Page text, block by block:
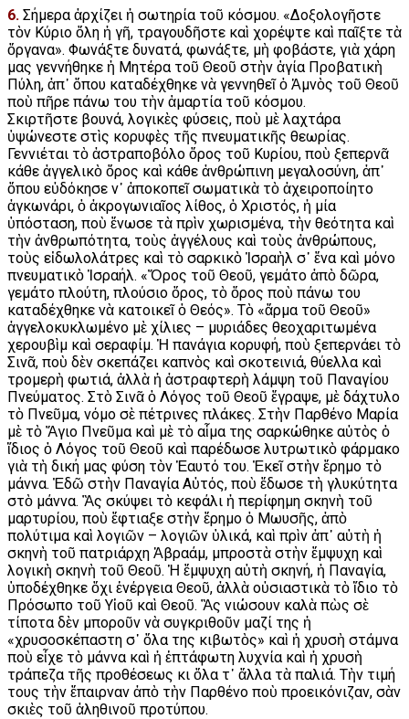
6. Σήμερα ἀρχίζει ἡ σωτηρία τοῦ κόσμου. «Δοξολογῆστε
τὸν Κύριο ὅλη ἡ γῆ, τραγουδῆστε καὶ χορέψτε καὶ παῖξτε τὰ
ὄργανα». Φωνάξτε δυνατά, φωνάξτε, μὴ φοβάστε, γιὰ χάρη
μας γεννήθηκε ἡ Μητέρα τοῦ Θεοῦ στὴν ἁγία Προβατικὴ
Πύλη, ἀπ᾿ ὅπου καταδέχθηκε νὰ γεννηθεῖ ὁ Ἀμνὸς τοῦ Θεοῦ
ποὺ πῆρε πάνω του τὴν ἁμαρτία τοῦ κόσμου.
Σκιρτῆστε βουνά, λογικὲς φύσεις, ποὺ μὲ λαχτάρα
ὑψώνεστε στὶς κορυφὲς τῆς πνευματικῆς θεωρίας.
Γεννιέται τὸ ἀστραποβόλο ὅρος τοῦ Κυρίου, ποὺ ξεπερνᾶ
κάθε ἀγγελικὸ ὄρος καὶ κάθε ἀνθρώπινη μεγαλοσύνη, ἀπ᾿
ὅπου εὐδόκησε ν᾿ ἀποκοπεῖ σωματικὰ τὸ ἀχειροποίητο
ἀγκωνάρι, ὁ ἀκρογωνιαῖος λίθος, ὁ Χριστός, ἡ μία
ὑπόσταση, ποὺ ἕνωσε τὰ πρὶν χωρισμένα, τὴν θεότητα καὶ
τὴν ἀνθρωπότητα, τοὺς ἀγγέλους καὶ τοὺς ἀνθρώπους,
τοὺς εἰδωλολάτρες καὶ τὸ σαρκικὸ Ἰσραὴλ σ᾿ ἕνα καὶ μόνο
πνευματικὸ Ἰσραήλ. «Ὄρος τοῦ Θεοῦ, γεμάτο ἀπὸ δῶρα,
γεμάτο πλούτη, πλούσιο ὅρος, τὸ ὄρος ποὺ πάνω του
καταδέχθηκε νὰ κατοικεῖ ὁ Θεός». Τὸ «ἅρμα τοῦ Θεοῦ»
ἀγγελοκυκλωμένο μὲ χίλιες – μυριάδες θεοχαριτωμένα
χερουβὶμ καὶ σεραφίμ. Ἡ πανάγια κορυφή, ποὺ ξεπερνάει τὸ
Σινᾶ, ποὺ δὲν σκεπάζει καπνὸς καὶ σκοτεινιά, θύελλα καὶ
τρομερὴ φωτιά, ἀλλὰ ἡ ἀστραφτερὴ λάμψη τοῦ Παναγίου
Πνεύματος. Στὸ Σινᾶ ὁ Λόγος τοῦ Θεοῦ ἔγραψε, μὲ δάχτυλο
τὸ Πνεῦμα, νόμο σὲ πέτρινες πλάκες. Στὴν Παρθένο Μαρία
μὲ τὸ Ἅγιο Πνεῦμα καὶ μὲ τὸ αἷμα της σαρκώθηκε αὐτὸς ὁ
ἴδιος ὁ Λόγος τοῦ Θεοῦ καὶ παρέδωσε λυτρωτικὸ φάρμακο
γιὰ τὴ δική μας φύση τὸν Ἑαυτό του. Ἐκεῖ στὴν ἔρημο τὸ
μάννα. Ἐδῶ στὴν Παναγία Αὐτός, ποὺ ἔδωσε τὴ γλυκύτητα
στὸ μάννα. Ἂς σκύψει τὸ κεφάλι ἡ περίφημη σκηνὴ τοῦ
μαρτυρίου, ποὺ ἔφτιαξε στὴν ἔρημο ὁ Μωυσῆς, ἀπὸ
πολύτιμα καὶ λογιῶν – λογιῶν ὑλικά, καὶ πρὶν ἀπ᾿ αὐτὴ ἡ
σκηνὴ τοῦ πατριάρχη Ἀβραάμ, μπροστὰ στὴν ἔμψυχη καὶ
λογικὴ σκηνὴ τοῦ Θεοῦ. Ἡ ἔμψυχη αὐτὴ σκηνή, ἡ Παναγία,
ὑποδέχθηκε ὄχι ἐνέργεια Θεοῦ, ἀλλὰ οὐσιαστικὰ τὸ ἴδιο τὸ
Πρόσωπο τοῦ Υἱοῦ καὶ Θεοῦ. Ἂς νιώσουν καλὰ πὼς σὲ
τίποτα δὲν μποροῦν νὰ συγκριθοῦν μαζί της ἡ
«χρυσοσκέπαστη σ᾿ ὅλα της κιβωτὸς» καὶ ἡ χρυσὴ στάμνα
ποὺ εἶχε τὸ μάννα καὶ ἡ ἑπτάφωτη λυχνία καὶ ἡ χρυσὴ
τράπεζα τῆς προθέσεως κι ὅλα τ᾿ ἄλλα τὰ παλιά. Τὴν τιμή
τους τὴν ἔπαιρναν ἀπὸ τὴν Παρθένο ποὺ προεικόνιζαν, σὰν
σκιὲς τοῦ ἀληθινοῦ προτύπου.